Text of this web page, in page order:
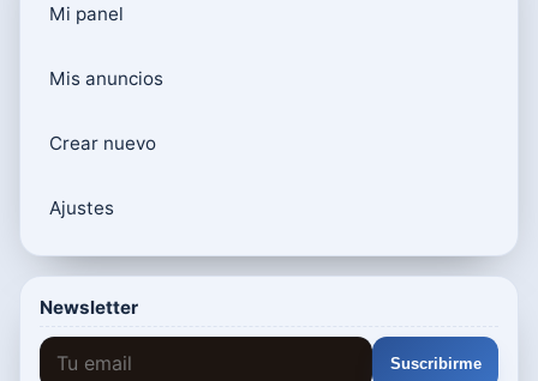
Mi panel
Mis anuncios
Crear nuevo
Ajustes
Newsletter
Suscribirme